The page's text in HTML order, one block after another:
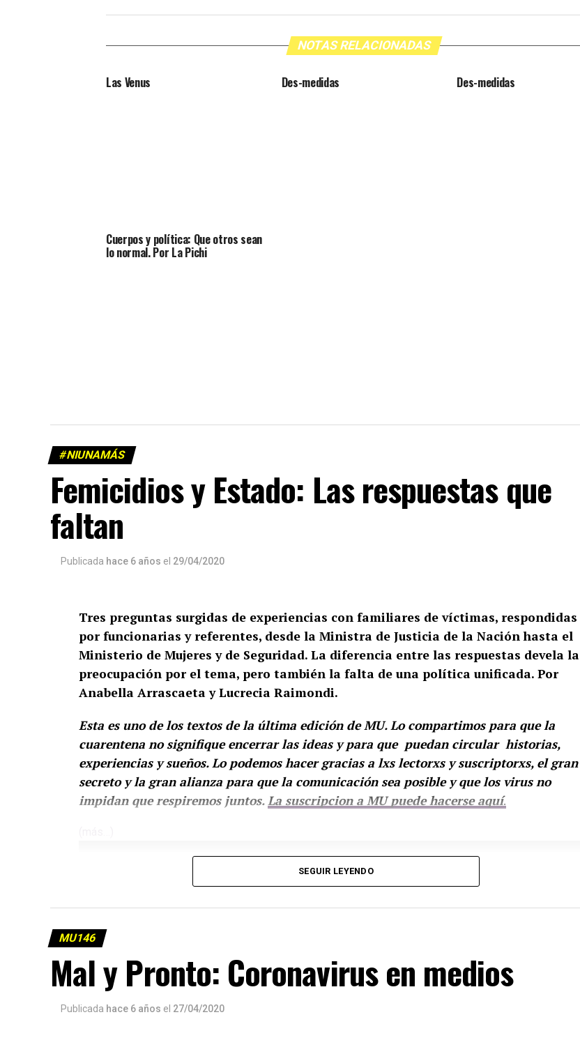
NOTAS RELACIONADAS
Las Venus Des-medidas Des-medidas
Cuerpos y política: Que otros sean
lo normal. Por La Pichi
#NIUNAMÁS
Femicidios y Estado: Las respuestas que
faltan
Publicada hace 6 años el 29/04/2020
Tres preguntas surgidas de experiencias con familiares de víctimas, respondidas
por funcionarias y referentes, desde la Ministra de Justicia de la Nación hasta el
Ministerio de Mujeres y de Seguridad. La diferencia entre las respuestas devela la
preocupación por el tema, pero también la falta de una política unificada. Por
Anabella Arrascaeta y Lucrecia Raimondi.
Esta es uno de los textos de la última edición de MU. Lo compartimos para que la
cuarentena no signifique encerrar las ideas y para que puedan circular historias,
experiencias y sueños. Lo podemos hacer gracias a lxs lectorxs y suscriptorxs, el gran
secreto y la gran alianza para que la comunicación sea posible y que los virus no
impidan que respiremos juntos.La suscripcion a MU puede hacerse aquí.
SEGUIR LEYENDO
MU146
Mal y Pronto: Coronavirus en medios
Publicada hace 6 años el 27/04/2020